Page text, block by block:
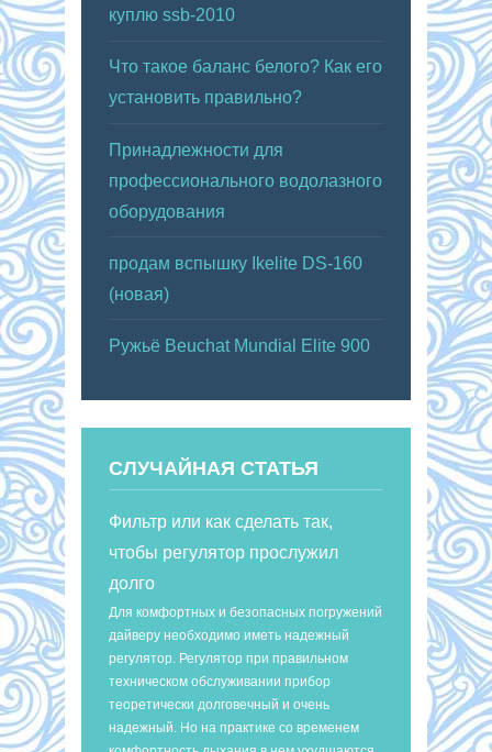
куплю ssb-2010
Что такое баланс белого? Как его
установить правильно?
Принадлежности для
профессионального водолазного
оборудования
продам вспышку Ikelite DS-160
(новая)
Ружьё Beuchat Mundial Elite 900
СЛУЧАЙНАЯ СТАТЬЯ
Фильтр или как сделать так,
чтобы регулятор прослужил
долго
Для комфортных и безопасных погружений
дайверу необходимо иметь надежный
регулятор. Регулятор при правильном
техническом обслуживании прибор
теоретически долговечный и очень
надежный. Но на практике со временем